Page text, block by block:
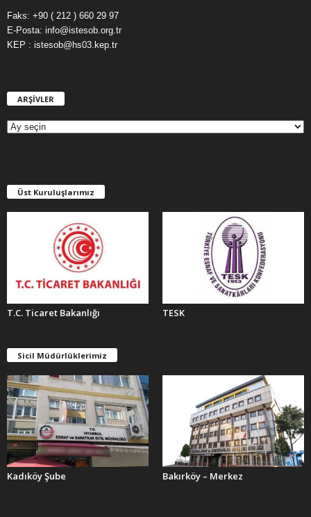
Faks: +90 ( 212 ) 660 29 97
E-Posta: info@istesob.org.tr
KEP : istesob@hs03.kep.tr
ARŞİVLER
E
R
Üst Kuruluşlarımız
T.C. Ticaret Bakanlığı TESK
Sicil Müdürlüklerimiz
Kadıköy Şube Bakırköy – Merkez